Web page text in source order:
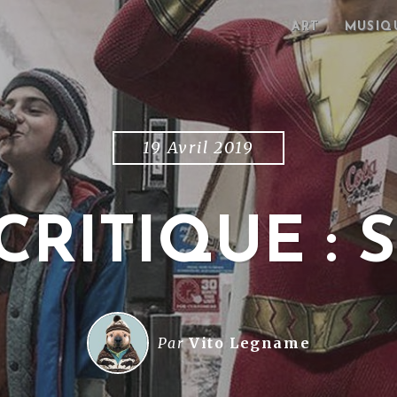
ART
19 Avril 2019
:
ParVito Legname